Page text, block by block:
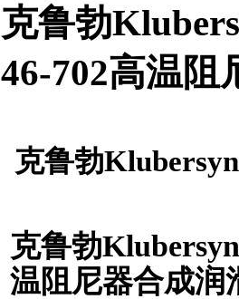
克鲁勃
46-702高温阻
克鲁勃
克鲁勃
温阻尼器合成润